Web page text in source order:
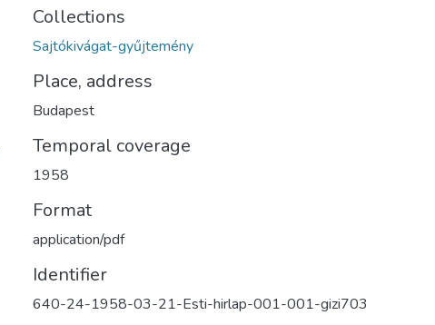
Collections
Sajtókivágat-gyűjtemény
Place, address
Budapest
Temporal coverage
1958
Format
application/pdf
Identifier
640-24-1958-03-21-Esti-hirlap-001-001-gizi703